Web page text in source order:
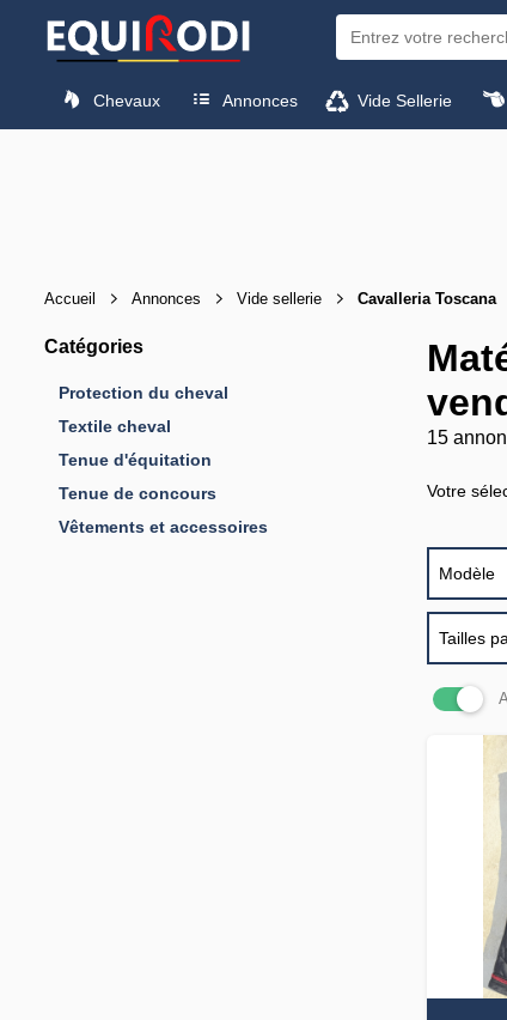
Chevaux Annonces Vide Sellerie
Accueil Annonces Vide sellerie Cavalleria Toscana
Catégories
Protection du cheval
Textile cheval
Tenue d'équitation
Tenue de concours
Vêtements et accessoires
15
Votre
Modèle
Tailles